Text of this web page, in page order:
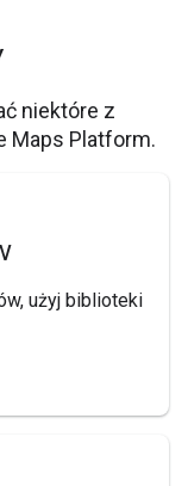
niektóre z
Maps Platform.
użyj biblioteki